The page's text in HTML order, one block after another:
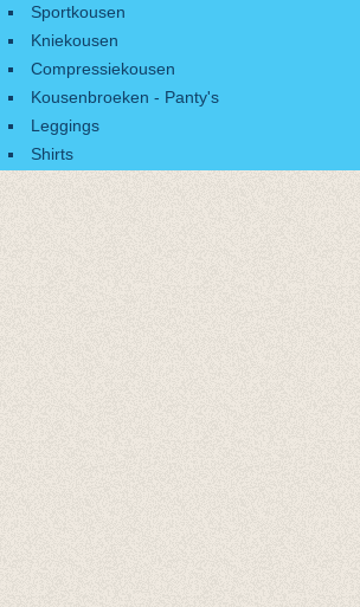
Sportkousen
Kniekousen
Compressiekousen
Kousenbroeken - Panty's
Leggings
Shirts